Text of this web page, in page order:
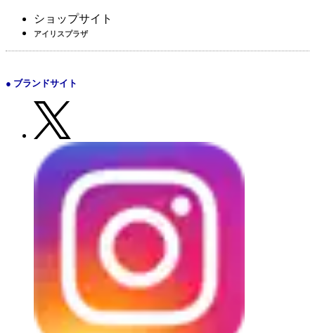
ショップサイト
アイリスプラザ
● ブランドサイト